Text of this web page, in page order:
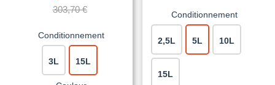
303,70 €
Conditionnement
3L 15L
Conditionnement
2,5L 5L 10L
15L